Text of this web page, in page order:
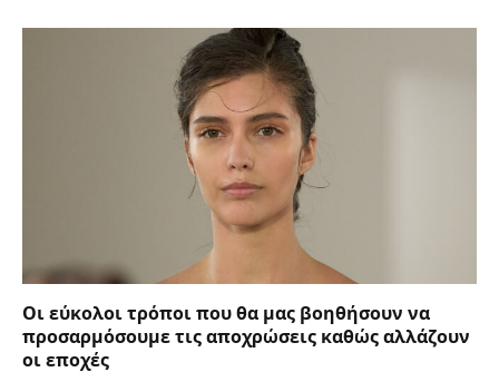
Οι εύκολοι τρόποι που θα μας βοηθήσουν να
προσαρμόσουμε τις αποχρώσεις καθώς αλλάζουν
οι εποχές